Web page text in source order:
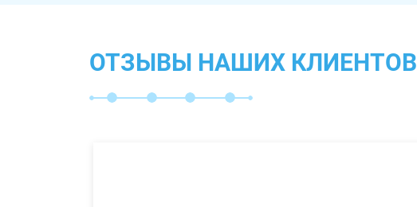
ОТЗЫВЫ НАШИХ КЛИЕНТОВ